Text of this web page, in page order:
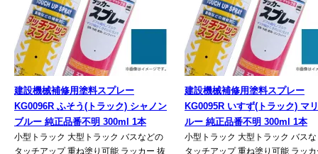
建設機械補修用塗料スプレー
KG0096R ふそう(トラック) シャノン
ブルー 純正品番不明 300ml 1本
小型トラック 大型トラック バスなどの
タッチアップ 重ね塗り可能 ラッカー 抜
建設機械補修用塗料スプレー
KG0095R いすず(トラック) マ
ルー 純正品番不明 300ml 1本
小型トラック 大型トラック バス
タッチアップ 重ね塗り可能 ラッ